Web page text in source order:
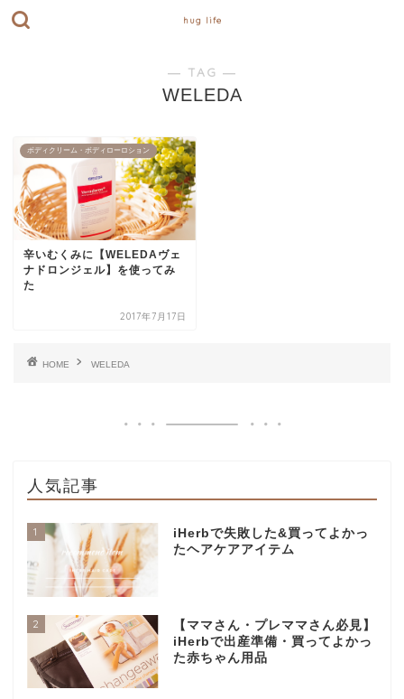
hug life
― TAG ―
WELEDA
ボディクリーム・ボディローロション
辛いむくみに【WELEDAヴェ
ナドロンジェル】を使ってみ
た
2017年7月17日
HOME WELEDA
人気記事
1
iHerbで失敗した&買ってよかっ
たヘアケアアイテム
2
【ママさん・プレママさん必見】
iHerbで出産準備・買ってよかっ
た赤ちゃん用品